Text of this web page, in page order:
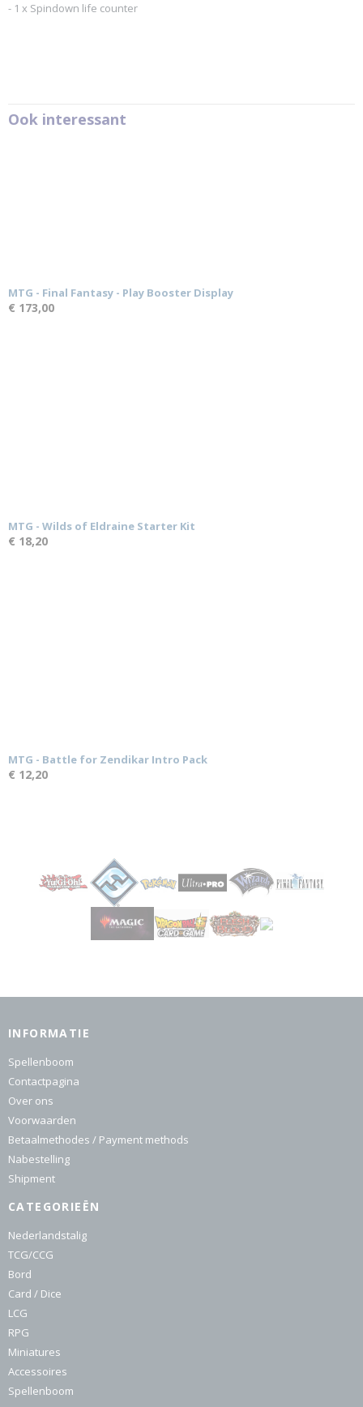
- 1 x Spindown life counter
Ook interessant
MTG - Final Fantasy - Play Booster Display
€ 173,00
MTG - Wilds of Eldraine Starter Kit
€ 18,20
MTG - Battle for Zendikar Intro Pack
€ 12,20
INFORMATIE
Spellenboom
Contactpagina
Over ons
Voorwaarden
Betaalmethodes / Payment methods
Nabestelling
Shipment
CATEGORIEËN
Nederlandstalig
TCG/CCG
Bord
Card / Dice
LCG
RPG
Miniatures
Accessoires
Spellenboom